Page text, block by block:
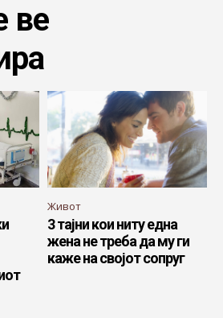
ве
Живот
3 тајни кои ниту една
жена не треба да му ги
каже на својот сопруг